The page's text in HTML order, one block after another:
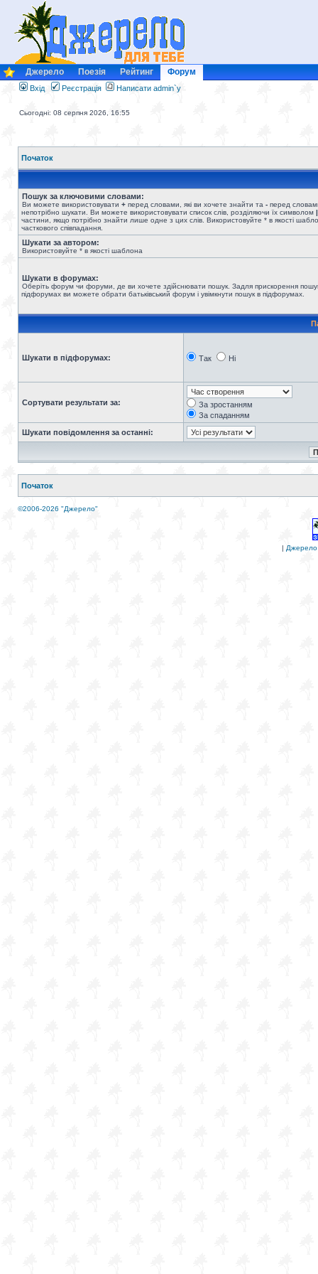
Джерело Поезія Рейтинг Форум
Вхід Реєстрація Написати admin`у
Сьогодні: 08 серпня 2026, 16:55
Початок
Пошук за ключовими словами:
Ви можете використовувати + перед словами, які ви хочете знайти та - перед
непотрібно шукати. Ви можете використовувати список слів, розділяючи їх символом |
частини, якщо потрібно знайти лише одне з цих слів. Використовуйте * в якості
часткового співпадання.
Шукати за автором:
Використовуйте * в якості шаблона
Шукати в форумах:
Оберіть форум чи форуми, де ви хочете здійснювати пошук. Задля прискорення
підфорумах ви можете обрати батьківський форум і увімкнути пошук в підфорумах.
Шукати в підфорумах: Так Ні
Сортувати результати за:
За зростанням
За спаданням
Шукати повідомлення за останні:
Початок
©2006-2026 "Джерело"
| Джерело